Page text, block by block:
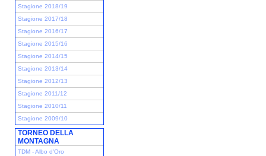
Stagione 2018/19
Stagione 2017/18
Stagione 2016/17
Stagione 2015/16
Stagione 2014/15
Stagione 2013/14
Stagione 2012/13
Stagione 2011/12
Stagione 2010/11
Stagione 2009/10
TORNEO DELLA
MONTAGNA
TDM - Albo d'Oro